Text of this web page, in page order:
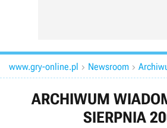
www.gry-online.pl  Newsroom 
ARCHIWUM
SIERPNIA